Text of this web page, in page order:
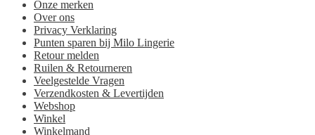
Onze merken
Over ons
Privacy Verklaring
Punten sparen bij Milo Lingerie
Retour melden
Ruilen & Retourneren
Veelgestelde Vragen
Verzendkosten & Levertijden
Webshop
Winkel
Winkelmand